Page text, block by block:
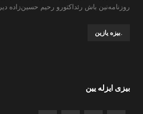
روزنامه‌نین باش رئداکتورو رحیم حسین‌زاده ‌دیر.
.بیزه یازین
بیزی ایزله یین